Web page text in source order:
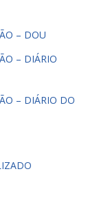
– DOU
– DIÁRIO
– DIÁRIO DO